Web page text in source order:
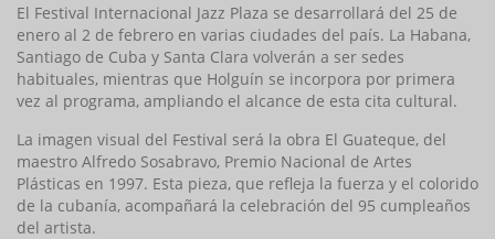
El Festival Internacional Jazz Plaza se desarrollará del 25 de
enero al 2 de febrero en varias ciudades del país. La Habana,
Santiago de Cuba y Santa Clara volverán a ser sedes
habituales, mientras que Holguín se incorpora por primera
vez al programa, ampliando el alcance de esta cita cultural.
La imagen visual del Festival será la obra El Guateque, del
maestro Alfredo Sosabravo, Premio Nacional de Artes
Plásticas en 1997. Esta pieza, que refleja la fuerza y el colorido
de la cubanía, acompañará la celebración del 95 cumpleaños
del artista.